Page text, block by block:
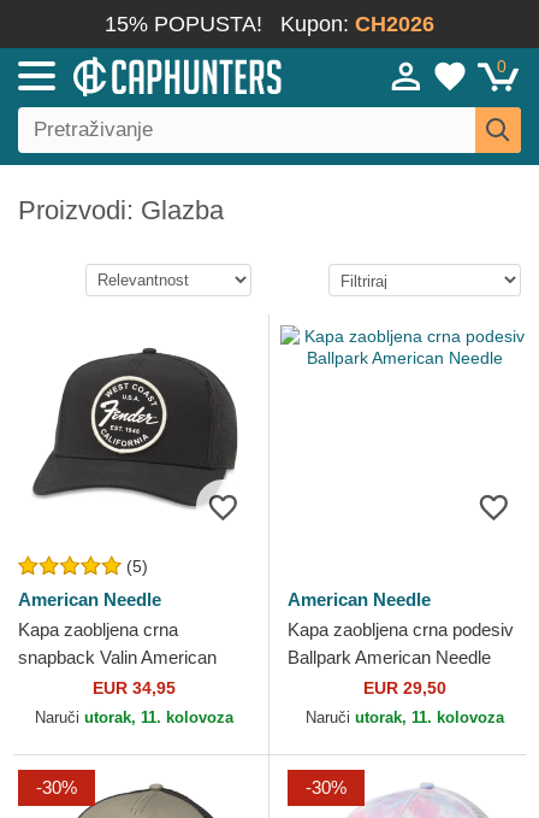
15% POPUSTA! Kupon: CH2026
0
Proizvodi: Glazba
(5)
American Needle
Kapa zaobljena crna
snapback Valin American
EUR 34,95
Naruči utorak, 11. kolovoza
American Needle
Kapa zaobljena crna podesiv
Ballpark American Needle
EUR 29,50
Naruči utorak, 11. kolovoza
-30% -30%